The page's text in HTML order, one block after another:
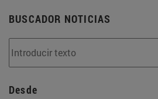
BUSCADOR NOTICIAS
Desde